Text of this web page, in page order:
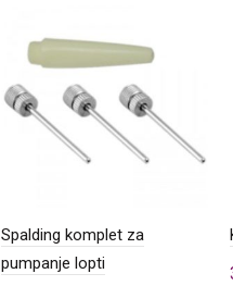
Spalding komplet za
pumpanje lopti